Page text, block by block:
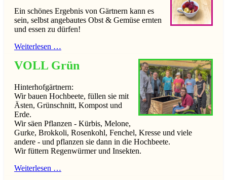
Ein schönes Ergebnis von Gärtnern kann es
sein, selbst angebautes Obst & Gemüse ernten
und essen zu dürfen!
Weiterlesen …
VOLL Grün
Hinterhofgärtnern:
Wir bauen Hochbeete, füllen sie mit
Ästen, Grünschnitt, Kompost und
Erde.
Wir säen Pflanzen - Kürbis, Melone,
Gurke, Brokkoli, Rosenkohl, Fenchel, Kresse und viele
andere - und pflanzen sie dann in die Hochbeete.
Wir füttern Regenwürmer und Insekten.
Weiterlesen …